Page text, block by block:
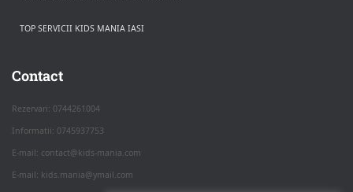
TOP SERVICII KIDS MANIA IASI
Contact
Rezervari: 0744261004
Informatii: 0745937753
E-mail: contact@kids-mania.com
E-mail: kids.mania@ymail.com
Apasa pe o categorie ca sa vezi serviciile.
PETRECERI COPII